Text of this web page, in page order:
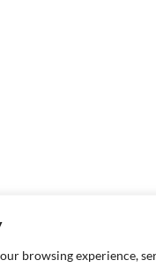
browsing experience,